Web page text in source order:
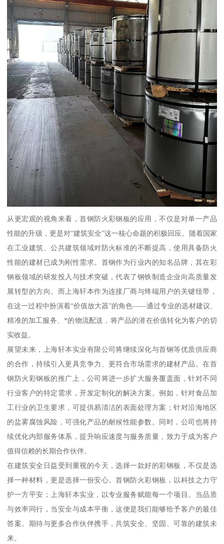
从更宏观的视角来看，首钢防火彩钢板的应用，不仅是对单一产品
性能的升级，更是对“建筑安全”这一核心命题的积极回应。随着国家
在工业建筑、公共建筑领域对防火标准的不断提高，使用具备防火
性能的建材已成为刚性需求。首钢作为行业内的知名品牌，其在彩
钢板领域的研发投入与技术突破，代表了钢铁制造企业向高质量发
展转型的方向。而上海轩本作为连接厂商与终端用户的关键纽带，
在这一过程中扮演着“价值放大器”的角色——通过专业的选材建议、
精准的加工服务、*的物流配送，将产品的潜在价值转化为客户的切
实收益。
展望未来，上海轩本实业有限公司将继续深化与首钢等优质供应商
的合作，持续引入更具竞争力、更符合市场需求的建材产品。在首
钢防火彩钢板的推广上，公司将进一步扩大服务覆盖面，针对不同
行业客户的特定需求，开发定制化的解决方案。例如，针对食品加
工行业的卫生要求，可提供易清洁的表面处理方案；针对沿海地区
的盐雾腐蚀风险，可强化产品的耐候性能参数。同时，公司也将持
续优化内部服务体系，提升响应速度与服务质量，致力于成为客户
值得信赖的长期合作伙伴。
在建筑安全日益受到重视的今天，选择一款好的彩钢板，不仅是选
择一种材料，更是选择一份安心。首钢防火彩钢板，以科技之力守
护一方平安；上海轩本实业，以专业服务赋能每一个项目。当品质
与效率同行，当安全与成本平衡，这便是我们能够给予客户的最佳
答案。期待与更多合作伙伴携手，共筑安全、坚固、可靠的建筑未
来。